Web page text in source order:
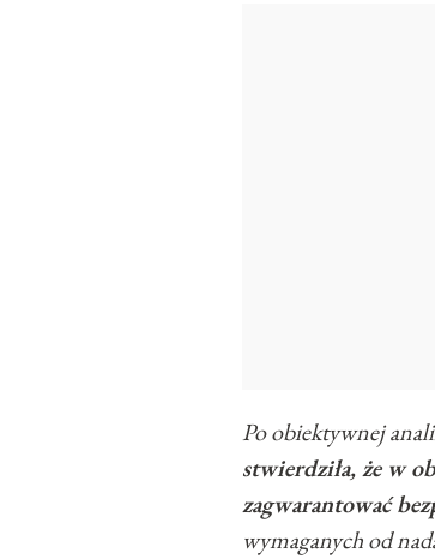
Po obiektywnej
stwierdziła, że ​​w
zagwarantować
wymaganych od